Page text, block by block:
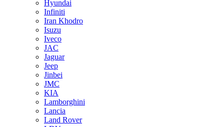
Hyundai
Infiniti
Iran Khodro
Isuzu
Iveco
JAC
Jaguar
Jeep
Jinbei
JMC
KIA
Lamborghini
Lancia
Land Rover